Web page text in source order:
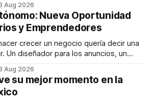
suele estar en otro lugar. Durante
podcast SER PRO, el especialista en
que
Aug 2026
Nueva Oportunidad
y Emprendedores
crecer un negocio quería decir una
Un diseñador para los anuncios, un
que supiera de publicidad digital
un vendedor para atender
y —con suerte— una persona
Aug 2026
su mejor momento en la